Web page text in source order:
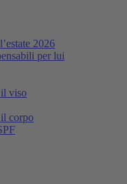
2026
per lui
il viso
il corpo